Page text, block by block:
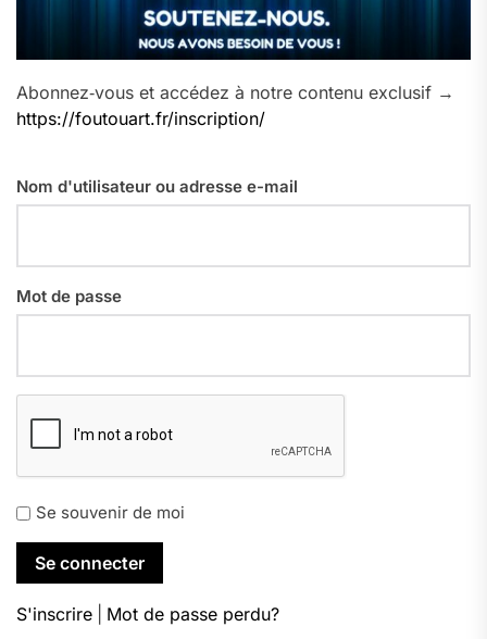
Abonnez‑vous et accédez à notre contenu exclusif →
https://foutouart.fr/inscription/
Nom d'utilisateur ou adresse e-mail
Mot de passe
Se souvenir de moi
S'inscrire Mot de passe perdu?